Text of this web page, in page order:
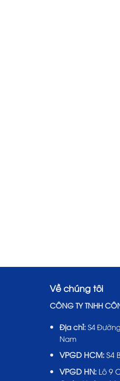
Về chúng tôi
CÔNG TY TNHH
Địa chỉ:S4
Nam
VPGD HCM:S4
VPGD HN: Lô 9